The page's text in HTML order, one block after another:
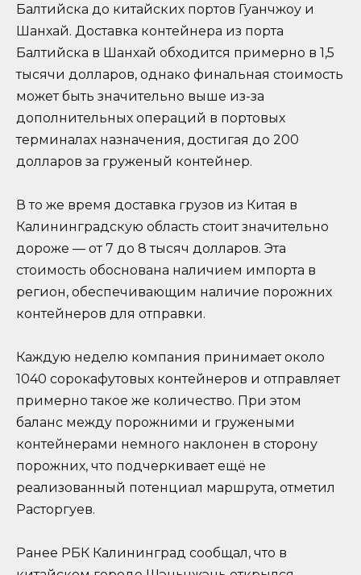
Балтийска до китайских портов Гуанчжоу и
Шанхай. Доставка контейнера из порта
Балтийска в Шанхай обходится примерно в 1,5
тысячи долларов, однако финальная стоимость
может быть значительно выше из-за
дополнительных операций в портовых
терминалах назначения, достигая до 200
долларов за груженый контейнер.
В то же время доставка грузов из Китая в
Калининградскую область стоит значительно
дороже — от 7 до 8 тысяч долларов. Эта
стоимость обоснована наличием импорта в
регион, обеспечивающим наличие порожних
контейнеров для отправки.
Каждую неделю компания принимает около
1040 сорокафутовых контейнеров и отправляет
примерно такое же количество. При этом
баланс между порожними и гружеными
контейнерами немного наклонен в сторону
порожних, что подчеркивает ещё не
реализованный потенциал маршрута, отметил
Расторгуев.
Ранее РБК Калининград сообщал, что в